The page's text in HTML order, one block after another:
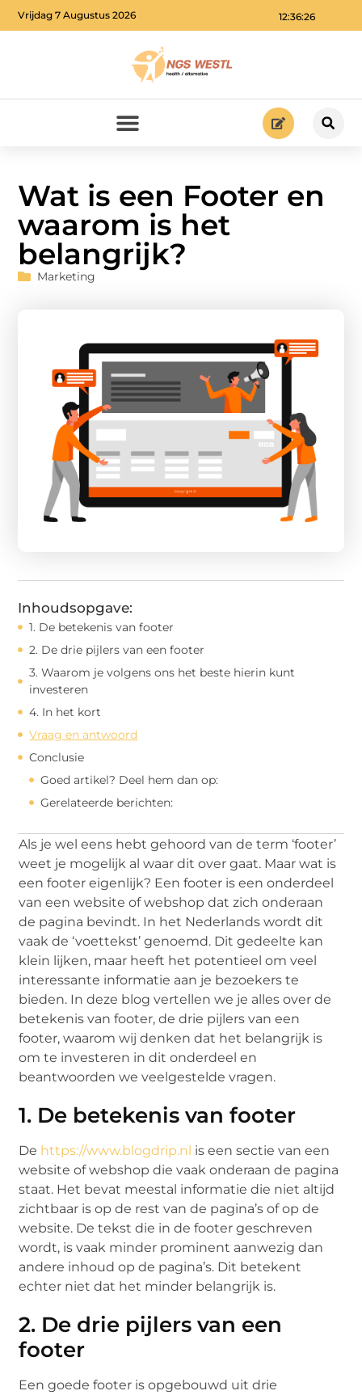
12:36:27
Vrijdag 7 Augustus 2026
Wat is een Footer en
waarom is het
belangrijk?
Marketing
Inhoudsopgave:
1. De betekenis van footer
2. De drie pijlers van een footer
3. Waarom je volgens ons het beste hierin kunt
investeren
4. In het kort
Vraag en antwoord
Conclusie
Goed artikel? Deel hem dan op:
Gerelateerde berichten:
Als je wel eens hebt gehoord van de term ‘footer’
weet je mogelijk al waar dit over gaat. Maar wat is
een footer eigenlijk? Een footer is een onderdeel
van een website of webshop dat zich onderaan
de pagina bevindt. In het Nederlands wordt dit
vaak de ‘voettekst’ genoemd. Dit gedeelte kan
klein lijken, maar heeft het potentieel om veel
interessante informatie aan je bezoekers te
bieden. In deze blog vertellen we je alles over de
betekenis van footer, de drie pijlers van een
footer, waarom wij denken dat het belangrijk is
om te investeren in dit onderdeel en
beantwoorden we veelgestelde vragen.
1. De betekenis van footer
De https://www.blogdrip.nl is een sectie van een
website of webshop die vaak onderaan de pagina
staat. Het bevat meestal informatie die niet altijd
zichtbaar is op de rest van de pagina’s of op de
website. De tekst die in de footer geschreven
wordt, is vaak minder prominent aanwezig dan
andere inhoud op de pagina’s. Dit betekent
echter niet dat het minder belangrijk is.
2. De drie pijlers van een
footer
Een goede footer is opgebouwd uit drie